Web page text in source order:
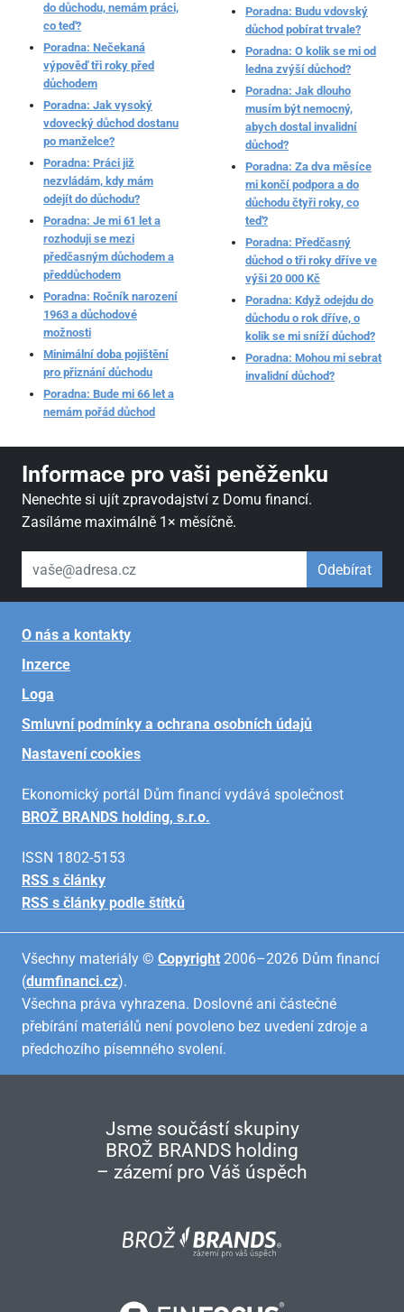
do důchodu, nemám práci,
co teď?
Poradna: Nečekaná
výpověď tři roky před
důchodem
Poradna: Jak vysoký
vdovecký důchod dostanu
po manželce?
Poradna: Práci již
nezvládám, kdy mám
odejít do důchodu?
Poradna: Je mi 61 let a
rozhoduji se mezi
předčasným důchodem a
předdůchodem
Poradna: Ročník narození
1963 a důchodové
možnosti
Minimální doba pojištění
pro přiznání důchodu
Poradna: Bude mi 66 let a
nemám pořád důchod
Poradna: Budu vdovský
důchod pobírat trvale?
Poradna: O kolik se mi od
ledna zvýší důchod?
Poradna: Jak dlouho
musím být nemocný,
abych dostal invalidní
důchod?
Poradna: Za dva měsíce
mi končí podpora a do
důchodu čtyři roky, co
teď?
Poradna: Předčasný
důchod o tři roky dříve ve
výši 20 000 Kč
Poradna: Když odejdu do
důchodu o rok dříve, o
kolik se mi sníží důchod?
Poradna: Mohou mi sebrat
invalidní důchod?
Informace pro vaši peněženku
Nenechte si ujít zpravodajství z Domu financí.
Zasíláme maximálně 1× měsíčně.
váš email Odebírat
O nás a kontakty
Inzerce
Loga
Smluvní podmínky a ochrana osobních údajů
Nastavení cookies
Ekonomický portál Dům financí vydává společnost
BROŽ BRANDS holding, s.r.o.
ISSN 1802-5153
RSS s články
RSS s články podle štítků
Všechny materiály © Copyright 2006–2026 Dům financí
(dumfinanci.cz).
Všechna práva vyhrazena. Doslovné ani částečné
přebírání materiálů není povoleno bez uvedení zdroje a
předchozího písemného svolení.
Jsme součástí skupiny
BROŽ BRANDS holding
– zázemí pro Váš úspěch